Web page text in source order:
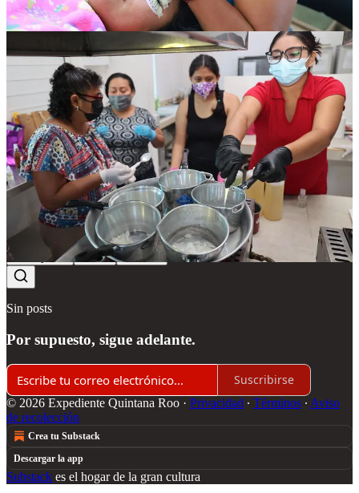
Con esta iniciativa, el Ayuntamiento sigue fortaleciendo la cohesión
social y el desarrollo comunitario.
Compartir
Discusión sobre este post
Comentarios Restacks
Lo mejor de Último Debates
Sin posts
Por supuesto, sigue adelante.
Suscribirse
© 2026 Expediente Quintana Roo · Privacidad ∙ Términos ∙ Aviso
de recolección
Crea tu Substack
Descargar la app
Substack es el hogar de la gran cultura